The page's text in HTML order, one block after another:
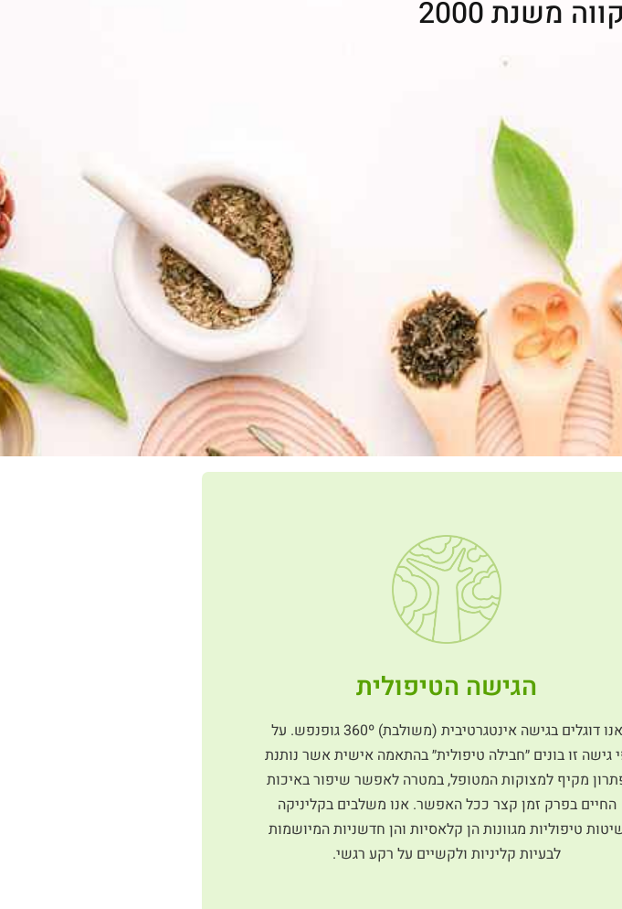
משנת 2000
הגישה הטיפולית
אנו דוגלים בגישה אינטגרטיבית (משולבת) 360º גופנפש. על
גישה זו בונים ״חבילה טיפולית״ בהתאמה אישית אשר נותנת
מקיף למצוקות המטופל, במטרה לאפשר שיפור באיכות
החיים בפרק זמן קצר ככל האפשר. אנו משלבים בקליניקה
טיפוליות מגוונות הן קלאסיות והן חדשניות המיושמות
לבעיות קליניות ולקשיים על רקע רגשי.